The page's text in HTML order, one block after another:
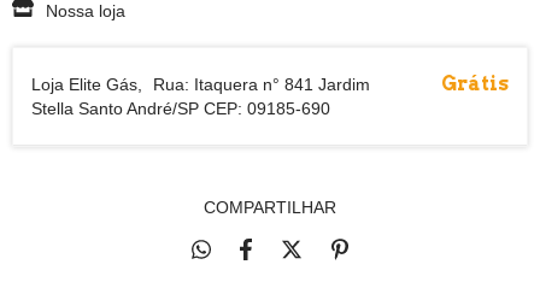
Nossa loja
Loja Elite Gás,
Rua: Itaquera n° 841 Jardim
Stella Santo André/SP CEP: 09185-690
Grátis
COMPARTILHAR